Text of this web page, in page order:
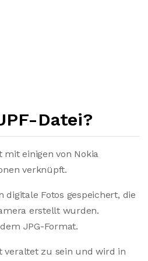
Datei?
mit einigen von Nokia
verknüpft.
digitale Fotos gespeichert, die
erstellt wurden.
JPG-Format.
veraltet zu sein und wird in